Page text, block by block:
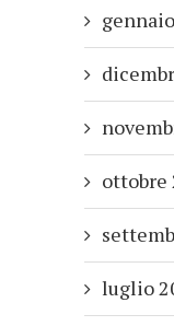
ottobre
luglio